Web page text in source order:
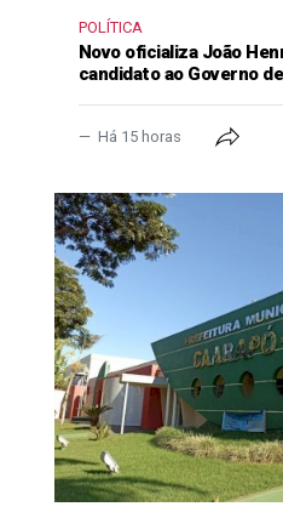
POLÍTICA
Novo oficializa João
candidato ao Governo
Há 15 horas